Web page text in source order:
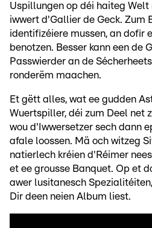
Uspillungen op déi haiteg
iwwert d'Gallier de Geck. Zum
identifizéiere mussen, an dofir
benotzen. Besser kann een de
Passwierder an de
ronderëm maachen.
Et gëtt alles, wat ee gudden
Wuertspiller, déi zum Deel net
wou d'Iwwersetzer sech dann
afale loossen. Mä och witzeg
natierlech kréien d'Réimer
et ee grousse Banquet. Op et
awer lusitanesch
Dir deen neien Album liest.